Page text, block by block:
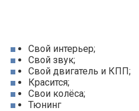
Свой интерьер;
Свой звук;
Свой двигатель и КПП;
Красится;
Свои колёса;
Тюнинг